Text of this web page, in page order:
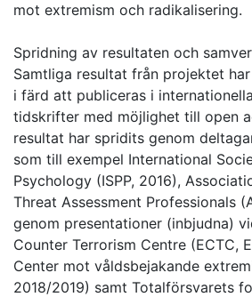
mot extremism och radikalisering.
Spridning av resultaten och
Samtliga resultat från projektet
i färd att publiceras i
tidskrifter med möjlighet till open
resultat har spridits genom
som till exempel International
Psychology (ISPP, 2016),
Threat Assessment Professionals
genom presentationer (inbjudna)
Counter Terrorism Centre (ECTC,
Center mot våldsbejakande
2018/2019) samt Totalförsvarets